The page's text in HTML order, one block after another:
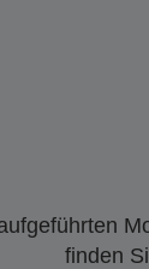
finden